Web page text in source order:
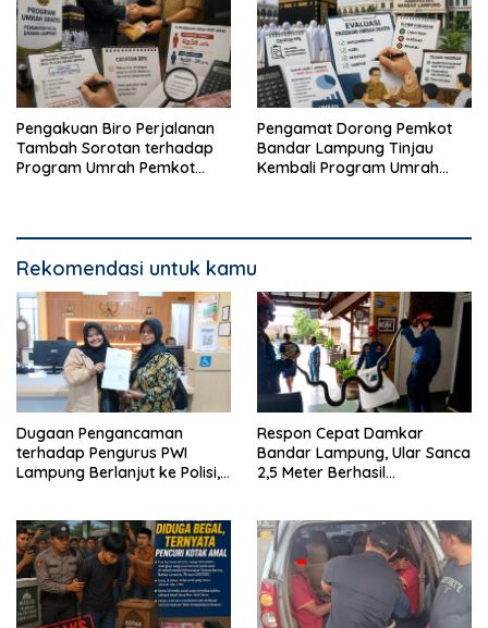
Pengakuan Biro Perjalanan
Tambah Sorotan terhadap
Program Umrah Pemkot
Pengamat Dorong Pemkot
Bandar Lampung Tinjau
Kembali Program Umrah
Rekomendasi untuk kamu
Dugaan Pengancaman
terhadap Pengurus PWI
Lampung Berlanjut ke Polisi,
Respon Cepat Damkar
Bandar Lampung, Ular Sanca
2,5 Meter Berhasil